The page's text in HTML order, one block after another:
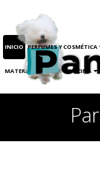
INICIO PERFUMES Y COSMÉTICA
MATERIAL ESCOLAR Y OFICINA